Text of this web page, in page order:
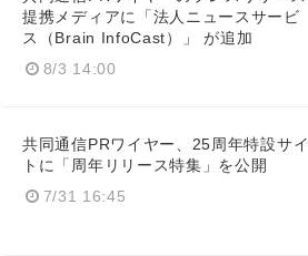
提携メディアに「法人ニュースサービ
ス（Brain InfoCast）」 が追加
8/3 14:00
共同通信PRワイヤー、25周年特設サイ
トに「周年リリース特集」を公開
7/31 16:45